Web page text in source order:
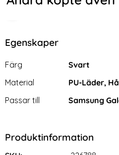
GlassS24 Plus Skal Härdat Glas
Egenskaper
Egenskaper/attribut för denna
Attribut
Färg
Svart
Material
PU-Läder,
Passar till
Samsung
Produktinformation